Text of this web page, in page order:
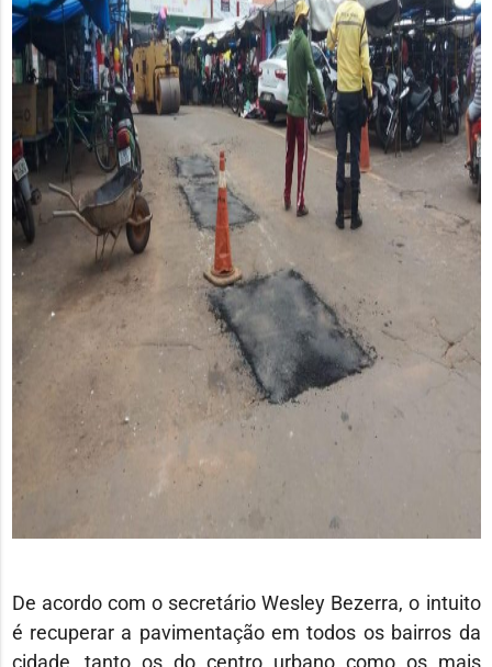
De acordo com o secretário Wesley Bezerra, o intuito
é recuperar a pavimentação em todos os bairros da
cidade, tanto os do centro urbano como os mais